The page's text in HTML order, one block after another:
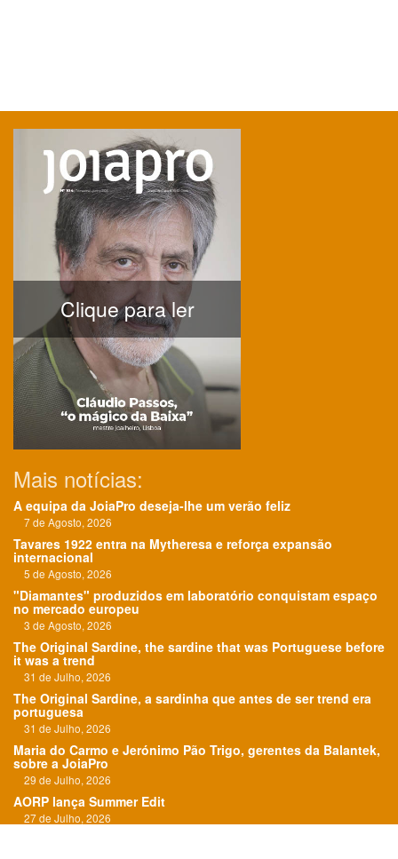
Clique para ler
Mais notícias:
A equipa da JoiaPro deseja-lhe um verão feliz
7 de Agosto, 2026
Tavares 1922 entra na Mytheresa e reforça expansão
internacional
5 de Agosto, 2026
"Diamantes" produzidos em laboratório conquistam espaço
no mercado europeu
3 de Agosto, 2026
The Original Sardine, the sardine that was Portuguese before
it was a trend
31 de Julho, 2026
The Original Sardine, a sardinha que antes de ser trend era
portuguesa
31 de Julho, 2026
Maria do Carmo e Jerónimo Pão Trigo, gerentes da Balantek,
sobre a JoiaPro
29 de Julho, 2026
AORP lança Summer Edit
27 de Julho, 2026